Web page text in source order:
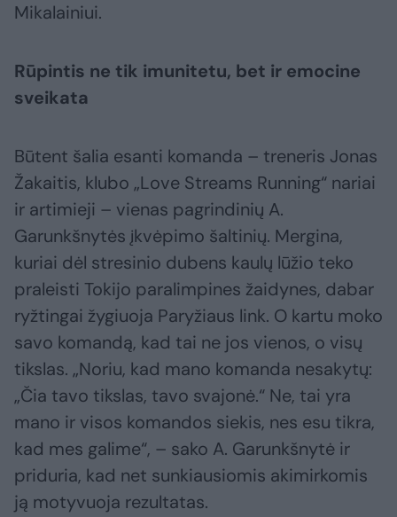
Mikalainiui.
Rūpintis ne tik imunitetu, bet ir emocine
sveikata
Būtent šalia esanti komanda – treneris Jonas
Žakaitis, klubo „Love Streams Running“ nariai
ir artimieji – vienas pagrindinių A.
Garunkšnytės įkvėpimo šaltinių. Mergina,
kuriai dėl stresinio dubens kaulų lūžio teko
praleisti Tokijo paralimpines žaidynes, dabar
ryžtingai žygiuoja Paryžiaus link. O kartu moko
savo komandą, kad tai ne jos vienos, o visų
tikslas. „Noriu, kad mano komanda nesakytų:
„Čia tavo tikslas, tavo svajonė.“ Ne, tai yra
mano ir visos komandos siekis, nes esu tikra,
kad mes galime“, – sako A. Garunkšnytė ir
priduria, kad net sunkiausiomis akimirkomis
ją motyvuoja rezultatas.